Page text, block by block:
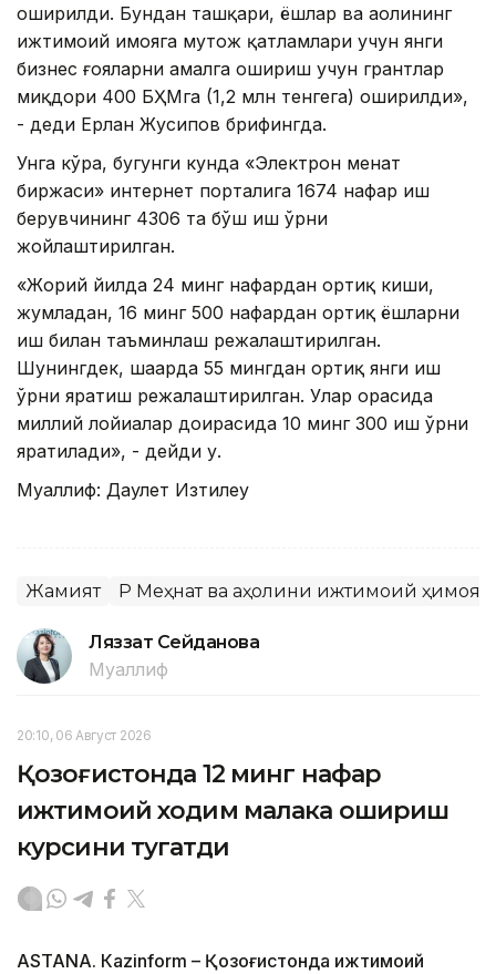
оширилди. Бундан ташқари, ёшлар ва аҳолининг
ижтимоий ҳимояга муҳтож қатламлари учун янги
бизнес ғояларни амалга ошириш учун грантлар
миқдори 400 БҲМга (1,2 млн тенгега) оширилди»,
- деди Ерлан Жусипов брифингда.
Унга кўра, бугунги кунда «Электрон меҳнат
биржаси» интернет порталига 1674 нафар иш
берувчининг 4306 та бўш иш ўрни
жойлаштирилган.
«Жорий йилда 24 минг нафардан ортиқ киши,
жумладан, 16 минг 500 нафардан ортиқ ёшларни
иш билан таъминлаш режалаштирилган.
Шунингдек, шаҳарда 55 мингдан ортиқ янги иш
ўрни яратиш режалаштирилган. Улар орасида
миллий лойиҳалар доирасида 10 минг 300 иш ўрни
яратилади», - дейди у.
Муаллиф: Даулет Изтилеу
Жамият ҚР Меҳнат ва аҳолини ижтимоий ҳимоя
Ляззат Сейданова
Муаллиф
20:10, 06 Август 2026
Қозоғистонда 12 минг нафар
ижтимоий ходим малака ошириш
курсини тугатди
ASTANА. Кazinform – Қозоғистонда ижтимоий